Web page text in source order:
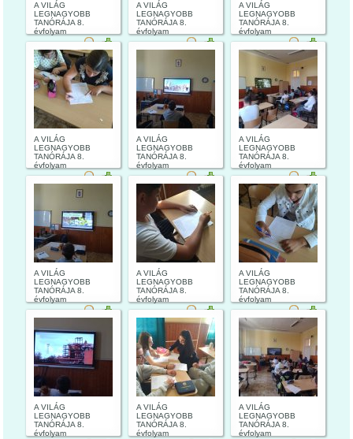
A VILÁG
LEGNAGYOBB
TANÓRÁJA 8.
évfolyam
A VILÁG
LEGNAGYOBB
TANÓRÁJA 8.
évfolyam
A VILÁG
LEGNAGYOBB
TANÓRÁJA 8.
évfolyam
A VILÁG
LEGNAGYOBB
TANÓRÁJA 8.
évfolyam
A VILÁG
LEGNAGYOBB
TANÓRÁJA 8.
évfolyam
A VILÁG
LEGNAGYOBB
TANÓRÁJA 8.
évfolyam
A VILÁG
LEGNAGYOBB
TANÓRÁJA 8.
évfolyam
A VILÁG
LEGNAGYOBB
TANÓRÁJA 8.
évfolyam
A VILÁG
LEGNAGYOBB
TANÓRÁJA 8.
évfolyam
A VILÁG
LEGNAGYOBB
TANÓRÁJA 8.
évfolyam
A VILÁG
LEGNAGYOBB
TANÓRÁJA 8.
évfolyam
A VILÁG
LEGNAGYOBB
TANÓRÁJA 8.
évfolyam